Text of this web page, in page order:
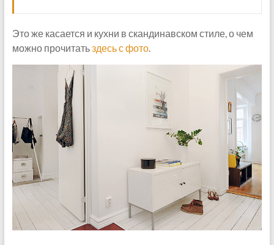
Это же касается и кухни в скандинавском стиле, о чем
можно прочитатьздесь с фото.